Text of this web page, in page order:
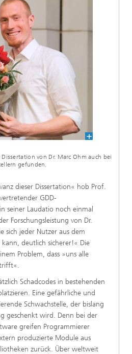
von Dr. Marc Ohm auch bei
gefunden.
dieser Dissertation« hob Prof.
GDD-
seiner Laudatio noch einmal
Forschungsleistung von Dr.
sich jeder Nutzer aus dem
deutlich sicherer!« Die
Problem, dass »uns alle
Schadcodes in bestehenden
Eine gefährliche und
Schwachstelle, der bislang
geschenkt wird. Denn bei der
greifen Programmierer
produzierte Module aus
zurück. Über weltweit